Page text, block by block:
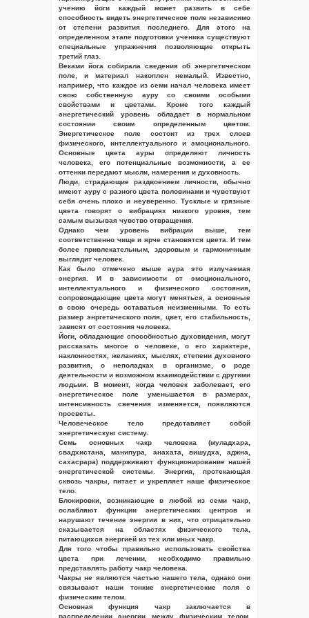
учению йоги каждый может развить в себе
способность видеть энергетическое поле независимо
от степени развития последнего. Для этого на
определенном этапе подготовки ученика существуют
специальные упражнения позволяющие открыть
третий глаз.
Веками йога собирала сведения об энергетическом
поле, и материал накоплен немалый. Известно,
например, что каждое из семи начал человека имеет
свою собственную ауру со своими особыми
свойствами и цветами. Кроме того каждый
энергетический уровень обладает в нормальном
состоянии своим определенным цветом.
Энергетическое поле состоит из трех слоев
физического, интеллектуального и эмоционального.
Основные цвета ауры определяют личность
человека, его потенциальные возможности, а ее
оттенки передают мысли, намерения и духовность.
Люди, страдающие раздвоением личности, обычно
имеют ауру с разного цвета половинами и чувствуют
себя очень плохо и неуверенно. Тусклые и грязные
цвета говорят о вибрациях низкого уровня, тем
самым вызывая чувство отвращения.
Однако чем уровень вибрации выше, тем
соответственно чище и ярче становятся цвета. И тем
более привлекательным, здоровым и гармоничным
выглядит человек.
Как было отмечено выше аура это излучаемая
энергия. И в зависимости от эмоционального,
интеллектуального и физического состояния,
сопровождающие цвета могут меняться, а основные
в свою очередь оставаться неизменными. То есть
размер энргетического поля, цвет, его стабильность,
зависят от состояния человека.
Йоги, обладающие способностью духовидения, могут
рассказать многое о человеке, о его характере,
наклонностях, желаниях, мыслях, степени духовного
развития, о неполадках в организме, о роде
деятельности и возможном взаимодействии с другими
людьми. В момент, когда человек заболевает, его
энергетическое поле уменьшается в размерах,
интенсивность свечения изменяется, появляются
просветы.
Человеческое тело представляет собой
энергетическую систему.
Семь основных чакр человека (муладхара,
свадхистана, манипура, анахата, вишудха, аджна,
сахасрара) поддерживают функционирование нашей
энергетической системы. Энергия, протекающая
сквозь чакры, питает и укрепляет наше физическое
тело.
Блокировки, возникающие в любой из семи чакр,
ослабляют функции энергетических центров и
нарушают течение энергии в них, что отрицательно
сказывается на областях физического тела,
питающихся энергией из тех или иных чакр.
Для того чтобы правильно использовать свойства
цвета при лечении, необходимо правильно
представлять работу чакр человека.
Чакры не являются частью нашего тела, однако они
связывают наши тонкие энергетические поля с
физическим телом.
Основная функция чакр заключается в
распределении энергии между физическим телом,